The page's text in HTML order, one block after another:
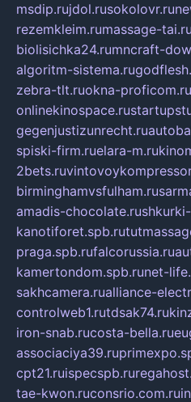
msdip.rujdol.rusokolovr.ru
rezemkleim.rumassage-tai.ru
biolisichka24.rumncraft-
algoritm-sistema.ru
zebra-tlt.ruokna-proficom.ru
onlinekinospace.ru
gegenjustizunrecht.ru
spiski-firm.ruelara-m.ru
2bets.ru
birminghamvsfulham.ru
amadis-chocolate.ru
kanotiforet.spb.ru
praga.spb.rufalcorussia.ru
kamertondom.spb.runet-
sakhcamera.rualliance-
controlweb1.rutdsak74.ru
iron-snab.rucosta-bella.ru
associaciya39.ru
cpt21.ruispecspb.ru
tae-kwon.ruconsrio.com.ru